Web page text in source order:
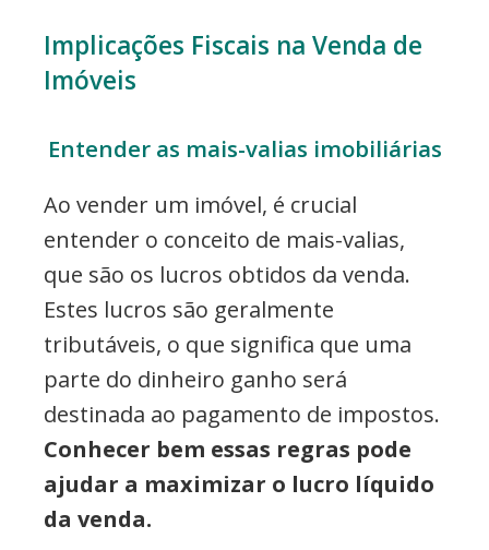
Implicações Fiscais na Venda de
Imóveis
Entender as mais-valias imobiliárias
Ao vender um imóvel, é crucial
entender o conceito de mais-valias,
que são os lucros obtidos da venda.
Estes lucros são geralmente
tributáveis, o que significa que uma
parte do dinheiro ganho será
destinada ao pagamento de impostos.
Conhecer bem essas regras pode
ajudar a maximizar o lucro líquido
da venda.